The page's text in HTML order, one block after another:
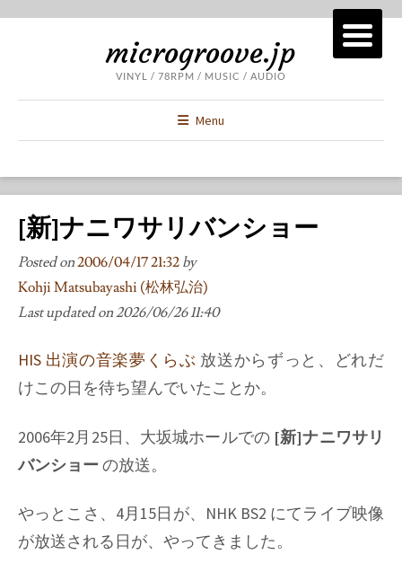
microgroove.jp
VINYL / 78RPM / MUSIC / AUDIO
Menu
[新]ナニワサリバンショー
Posted on2006/04/17 21:32 by
Kohji Matsubayashi (松林弘治)
Last updated on2026/06/26 11:40
HIS 出演の音楽夢くらぶ 放送からずっと、どれだ
けこの日を待ち望んでいたことか。
2006年2月25日、大坂城ホールでの [新]ナニワサリ
バンショーの放送。
やっとこさ、4月15日が、NHK BS2 にてライブ映像
が放送される日が、やってきました。